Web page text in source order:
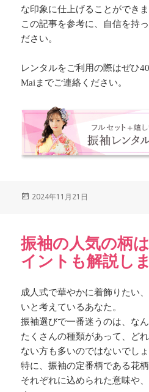
な印象に仕上げることができま
この記事を参考に、自信を持
ださい。
レンタルをご利用の際はぜひ
Maiまでご連絡ください。
Posted
2024年11月21日
振袖の人気の柄
イントも解説し
成人式で華やかに着飾りたい
いと考えているあなた。
振袖選びで一番迷うのは、な
たくさんの種類があって、ど
ない方も多いのではないでしょ
特に、振袖の定番柄である花
それぞれに込められた意味や